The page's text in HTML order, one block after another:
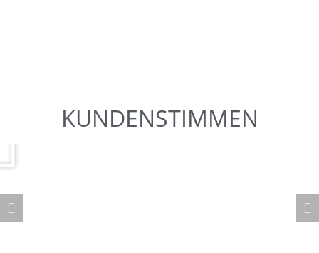
KUNDENSTIMMEN